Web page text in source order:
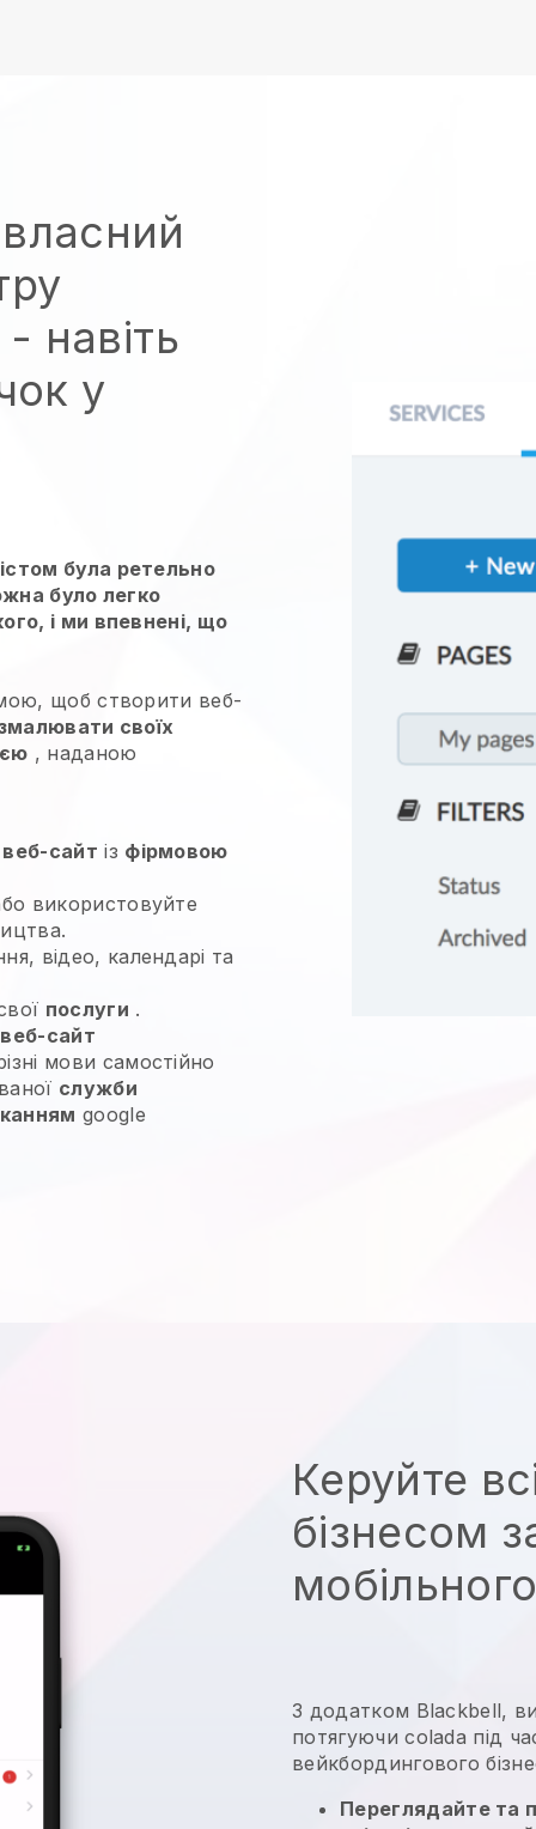
навіть
у
була ретельно
було легко
і ми впевнені, що
щоб створити веб-
своїх
, наданою
сайт із фірмовою
використовуйте
відео, календарі та
послуги .
сайт
мови самостійно
служби
google
Керуйте
бізнесом
З додатком Blackbell,
потягуючи colada під
вейкбордингового
Переглядайте та